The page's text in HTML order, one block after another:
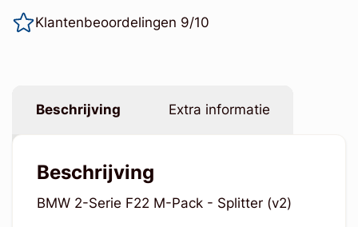
Klantenbeoordelingen 9/10
Beschrijving Extra informatie
Beschrijving
BMW 2-Serie F22 M-Pack - Splitter (v2)